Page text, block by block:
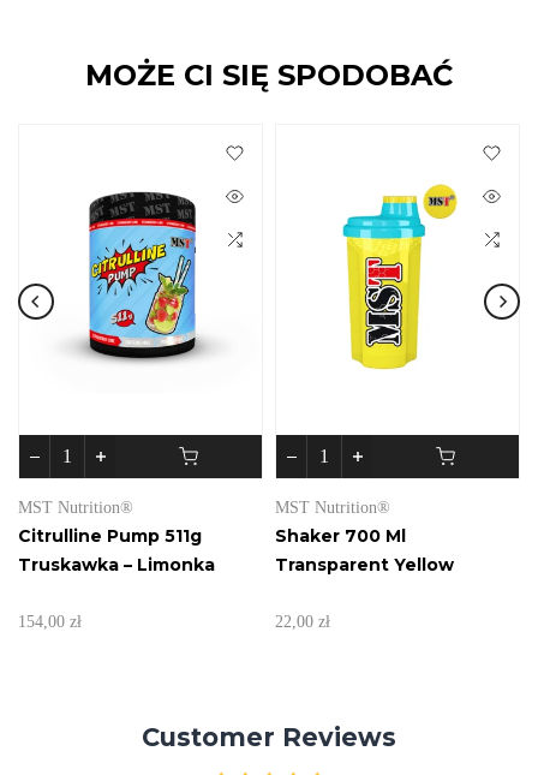
MOŻE CI SIĘ SPODOBAĆ
MST Nutrition®
Citrulline Pump 511g
Truskawka – Limonka
154,00 zł
MST Nutrition®
Shaker 700 Ml
Transparent Yellow
22,00 zł
Customer Reviews